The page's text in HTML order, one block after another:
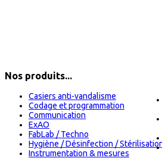
Nos produits...
Casiers anti-vandalisme
Codage et programmation
Communication
ExAO
FabLab / Techno
Hygiène / Désinfection /
Instrumentation & mesures